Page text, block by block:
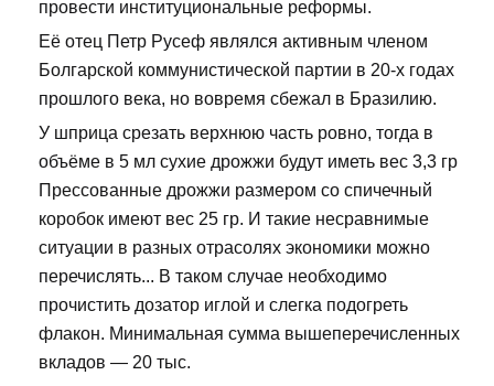
провести институциональные реформы.
Её отец Петр Русеф являлся активным членом
Болгарской коммунистической партии в 20-х годах
прошлого века, но вовремя сбежал в Бразилию.
У шприца срезать верхнюю часть ровно, тогда в
объёме в 5 мл сухие дрожжи будут иметь вес 3,3 гр
Прессованные дрожжи размером со спичечный
коробок имеют вес 25 гр. И такие несравнимые
ситуации в разных отрасолях экономики можно
перечислять... В таком случае необходимо
прочистить дозатор иглой и слегка подогреть
флакон. Минимальная сумма вышеперечисленных
вкладов — 20 тыс.